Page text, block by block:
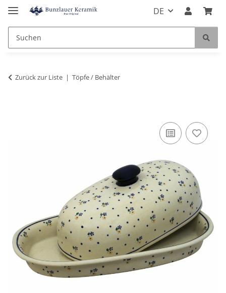
DE
Zurück zur Liste Töpfe / Behälter